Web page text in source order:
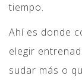
tiempo.
Ahí es donde
elegir
sudar más o